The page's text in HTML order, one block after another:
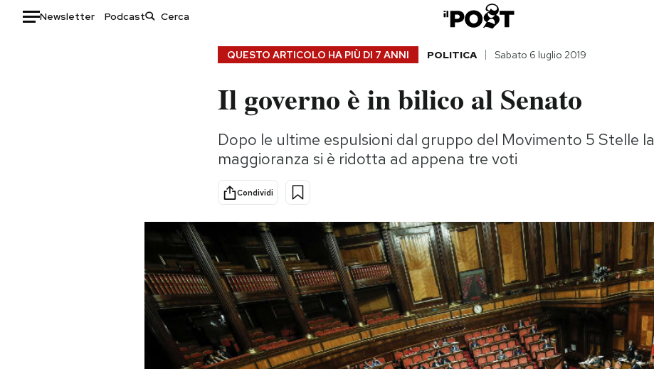
Newsletter Podcast
Consumismi
Storie/Idee
Ok Boomer!
Media
Europa
Altrecose
Mondiali calcio 2026
QUESTO ARTICOLO HA PIÙ DI 7 ANNI POLITICA Sabato 6 luglio 2019
Il governo è in bilico al Senato
Dopo le ultime espulsioni dal gruppo del Movimento 5 Stelle la
maggioranza si è ridotta ad appena tre voti
Condividi